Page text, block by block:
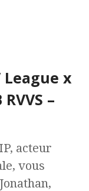
League x
–
acteur
vous